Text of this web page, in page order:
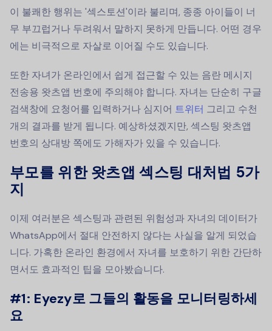
이 불쾌한 행위는 '섹스토션'이라 불리며, 종종 아이들이 너
무 부끄럽거나 두려워서 말하지 못하게 만듭니다. 어떤 경우
에는 비극적으로 자살로 이어질 수도 있습니다.
또한 자녀가 온라인에서 쉽게 접근할 수 있는 음란 메시지
전송용 왓츠앱 번호에 주의해야 합니다. 자녀는 단순히 구글
검색창에 요청어를 입력하거나 심지어 트위터 그리고 수천
개의 결과를 받게 됩니다. 예상하셨겠지만, 섹스팅 왓츠앱
번호의 상대방 쪽에도 가해자가 있을 수 있습니다.
부모를 위한 왓츠앱 섹스팅 대처법 5가
지
이제 여러분은 섹스팅과 관련된 위험성과 자녀의 데이터가
WhatsApp에서 절대 안전하지 않다는 사실을 알게 되었습
니다. 가혹한 온라인 환경에서 자녀를 보호하기 위한 간단하
면서도 효과적인 팁을 모아봤습니다.
#1: Eyezy로 그들의 활동을 모니터링하세
요